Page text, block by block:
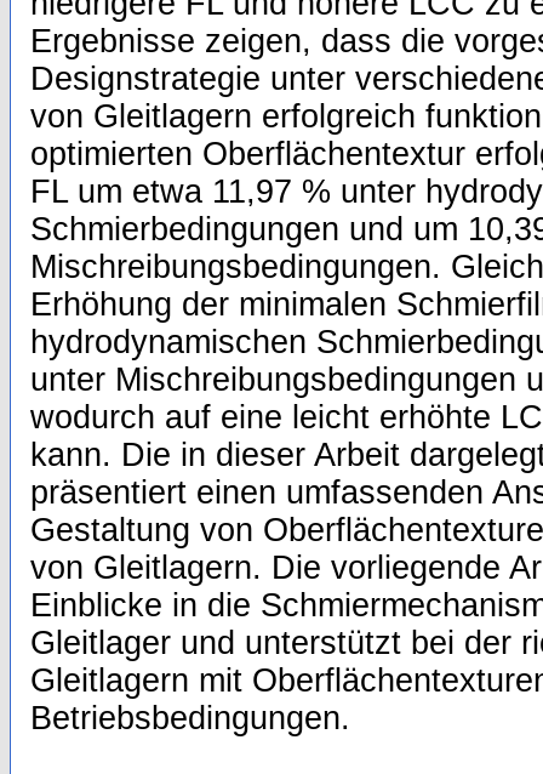
Ergebnisse zeigen, dass die
Designstrategie unter
von Gleitlagern erfolgreich
optimierten Oberflächentextur
FL um etwa 11,97 % unter
Schmierbedingungen und um
Mischreibungsbedingungen.
Erhöhung der minimalen
hydrodynamischen
unter Mischreibungsbedingungen
wodurch auf eine leicht erhöhte
kann. Die in dieser Arbeit
präsentiert einen umfassenden
Gestaltung von
von Gleitlagern. Die vorliegende
Einblicke in die
Gleitlager und unterstützt bei der
Gleitlagern mit
Betriebsbedingungen.